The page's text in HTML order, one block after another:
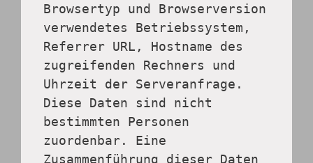
Browsertyp und Browserversion
verwendetes Betriebssystem,
Referrer URL, Hostname des
zugreifenden Rechners und
Uhrzeit der Serveranfrage.
Diese Daten sind nicht
bestimmten Personen
zuordenbar. Eine
Zusammenführung dieser Daten